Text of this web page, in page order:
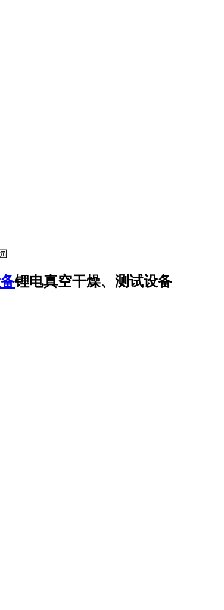
锂电真空干燥、测试设备